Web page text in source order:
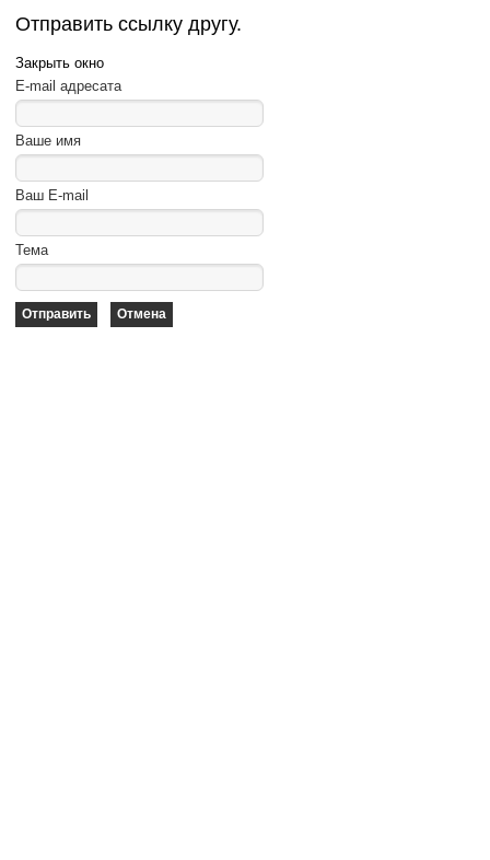
Отправить ссылку другу.
Закрыть окно
E-mail адресата
Ваше имя
Ваш E-mail
Тема
Отправить Отмена